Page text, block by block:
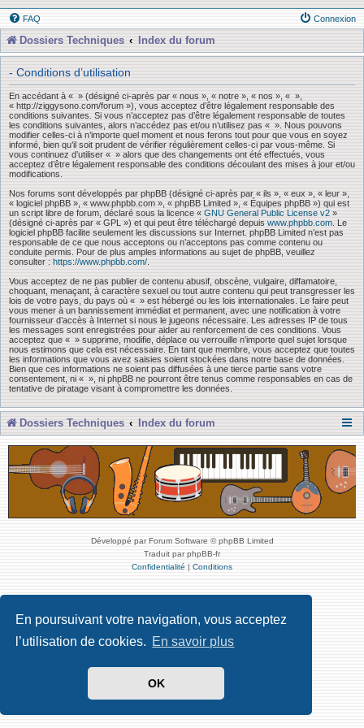
En poursuivant votre navigation, vous acceptez
l’utilisation de cookies. En savoir plus
OK
FAQ Connexion
Dossiers Techniques Index du forum
- Conditions d’utilisation
En accédant à « » (désigné ci-après par « nous », « notre », « nos », « »,
« http://ziggysono.com/forum »), vous acceptez d’être légalement responsable des
conditions suivantes. Si vous n’acceptez pas d’être légalement responsable de toutes
les conditions suivantes, alors n’accédez pas et/ou n’utilisez pas « ». Nous pouvons
modifier celles-ci à n’importe quel moment et nous ferons tout pour que vous en soyez
informé, bien qu’il soit prudent de vérifier régulièrement celles-ci par vous-même. Si
vous continuez d’utiliser « » alors que des changements ont été effectués, vous
acceptez d’être légalement responsable des conditions découlant des mises à jour et/ou
modifications.
Nos forums sont développés par phpBB (désigné ci-après par « ils », « eux », « leur »,
« logiciel phpBB », « www.phpbb.com », « phpBB Limited », « Équipes phpBB ») qui est
un script libre de forum, déclaré sous la licence « GNU General Public License v2 »
(désigné ci-après par « GPL ») et qui peut être téléchargé depuis www.phpbb.com . Le
logiciel phpBB facilite seulement les discussions sur Internet. phpBB Limited n’est pas
responsable de ce que nous acceptons ou n’acceptons pas comme contenu ou
conduite permis. Pour de plus amples informations au sujet de phpBB, veuillez
consulter : https://www.phpbb.com/
Vous acceptez de ne pas publier de contenu abusif, obscène, vulgaire, diffamatoire,
choquant, menaçant, à caractère sexuel ou tout autre contenu qui peut transgresser les
lois de votre pays, du pays où « » est hébergé ou les lois internationales. Le faire peut
vous mener à un bannissement immédiat et permanent, avec une notification à votre
fournisseur d’accès à Internet si nous le jugeons nécessaire. Les adresses IP de tous
les messages sont enregistrées pour aider au renforcement de ces conditions. Vous
acceptez que « » supprime, modifie, déplace ou verrouille n’importe quel sujet lorsque
nous estimons que cela est nécessaire. En tant que membre, vous acceptez que toutes
les informations que vous avez saisies soient stockées dans notre base de données.
Bien que ces informations ne soient pas diffusées à une tierce partie sans votre
consentement, ni « », ni phpBB ne pourront être tenus comme responsables en cas de
tentative de piratage visant à compromettre les données.
Dossiers Techniques Index du forum
Développé par Forum Software © phpBB Limited
Traduit par phpBB-fr
Confidentialité | Conditions